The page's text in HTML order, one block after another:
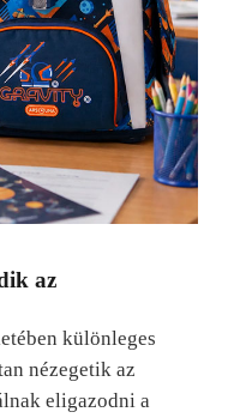
az
különleges
nézegetik az
eligazodni a